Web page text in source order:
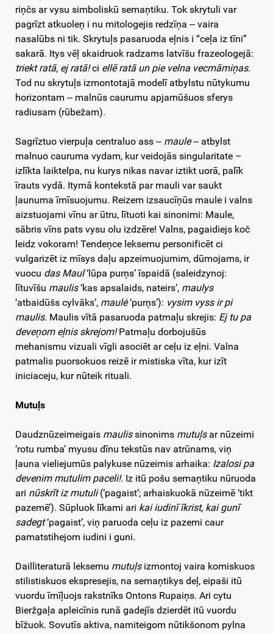
riņčs ar vysu simboliskū semaņtiku. Tok skrytuli var
pagrīzt atkuoleņ i nu mitologejis redzīņa ‒ vaira
nasalūbs ni tik. Skrytuļs pasaruoda eļnis i “ceļa iz tīni”
sakarā. Itys vēļ skaidruok radzams latvīšu frazeologejā:
triekt ratā, ej ratā!ci ellē ratā un pie velna vecmāmiņas.
Tod nu skrytuļs izmontotajā modelī atbylstu nūtykumu
horizontam ‒ malnūs caurumu apjamūšuos sferys
radiusam (rūbežam).
Sagrīztuo vierpuļa centraluo ass ‒ maule‒ atbylst
malnuo cauruma vydam, kur veidojās singularitate –
izlīkta laiktelpa, nu kurys nikas navar iztikt uorā, palīk
īrauts vydā. Itymā kontekstā par mauli var saukt
ļaunuma īmīsuojumu. Reizem izsaucīņūs maule i valns
aizstuojami vīnu ar ūtru, lītuoti kai sinonimi: Maule,
sābris vīns pats vysu olu izdzēre! Valns, pagaidiejs koč
leidz vokoram! Tendeņce leksemu personificēt ci
vulgarizēt iz mīsys daļu apzeimuojumim, dūmojams, ir
vuocu das Maul‘lūpa purņs’ īspaidā (saleidzynoj:
lītuvīšu maulis‘kas apsalaids, nateirs’, maulys
‘atbaidūšs cylvāks’, maulė‘purņs’): vysim vyss ir pi
maulis. Maulis vītā pasaruoda patmaļu skrejis: Ej tu pa
deveņom eļnis skrejom!Patmaļu dorbojušūs
mehanismu vizuali vīgli asociēt ar ceļu iz eļni. Valna
patmalis puorsokuos reizē ir mistiska vīta, kur izīt
iniciaceju, kur nūteik rituali.
Mutuļs
Daudznūzeimeigais maulissinonims mutuļsar nūzeimi
‘rotu rumba’ myusu dīnu tekstūs nav atrūnams, viņ
ļauna vieliejumūs palykuse nūzeimis arhaika: Izalosi pa
devenim mutulim paceli!. Iz itū pošu semaņtiku nūruoda
ari nūskrīt iz mutuli(‘pagaist’; arhaiskuokā nūzeimē ‘tikt
pazemē’). Sūpluok līkami ari kai iudinī īkrist, kai gunī
sadegt‘pagaist’, viņ paruoda ceļu iz pazemi caur
pamatstihejom iudini i guni.
Dailliteraturā leksemu mutuļsizmontoj vaira komiskuos
stilistiskuos ekspresejis, na semaņtikys deļ, eipaši itū
vuordu īmīļuojs rakstnīks Ontons Rupaiņs. Ari cytu
Bieržgaļa apleicīnis runā gadejīs dzierdēt itū vuordu
bīžuok. Sovutīs aktiva, namiteigom nūtikšonom pylna